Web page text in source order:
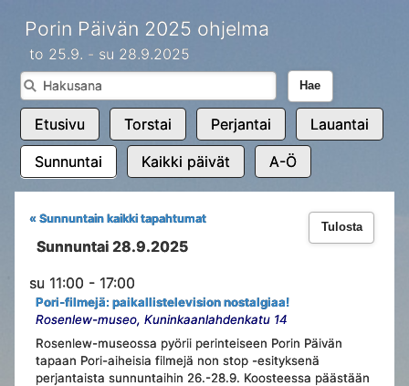
Porin Päivän 2025 ohjelma
to 25.9. - su 28.9.2025
Hae
Etusivu Torstai Perjantai Lauantai
Sunnuntai Kaikki päivät A-Ö
Tulosta
« Sunnuntain kaikki tapahtumat
Sunnuntai 28.9.2025
su 11:00 - 17:00
Pori-filmejä: paikallistelevision nostalgiaa!
Rosenlew-museo, Kuninkaanlahdenkatu 14
Rosenlew-museossa pyörii perinteiseen Porin Päivän
tapaan Pori-aiheisia filmejä non stop -esityksenä
perjantaista sunnuntaihin 26.-28.9. Koosteessa päästään